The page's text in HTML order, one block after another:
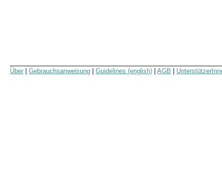
Über Gebrauchsanweisung Guidelines (english) AGB